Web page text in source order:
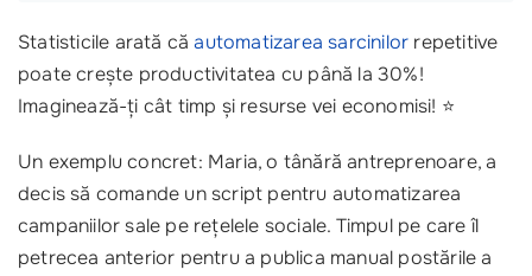
Statisticile arată căautomatizarea sarcinilor repetitive
poate crește productivitatea cu până la 30%!
Imaginează-ți cât timp și resurse vei economisi! ⭐
Un exemplu concret: Maria, o tânără antreprenoare, a
decis să comande un script pentru automatizarea
campaniilor sale pe rețelele sociale. Timpul pe care îl
petrecea anterior pentru a publica manual postările a